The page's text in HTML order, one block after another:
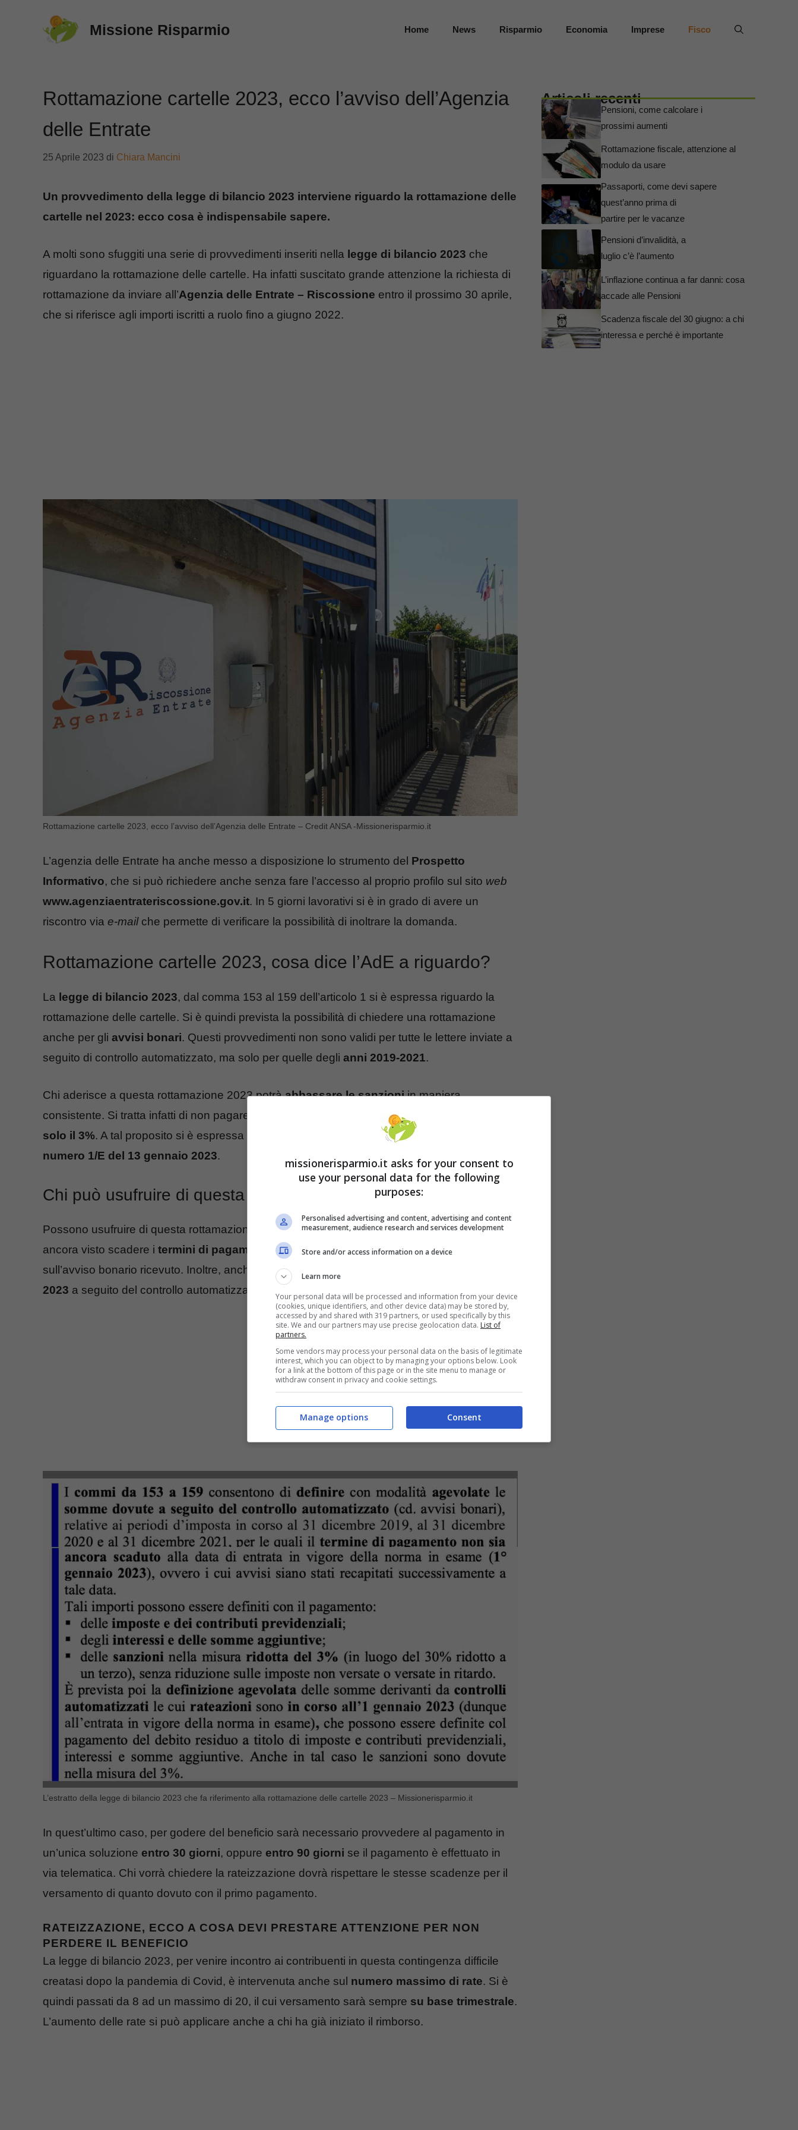
Missione Risparmio Home News Risparmio Economia Imprese Fisco
Rottamazione cartelle 2023, ecco l’avviso dell’Agenzia
delle Entrate
25 Aprile 2023 di Chiara Mancini
Un provvedimento della legge di bilancio 2023 interviene riguardo la rottamazione delle
cartelle nel 2023: ecco cosa è indispensabile sapere.
A molti sono sfuggiti una serie di provvedimenti inseriti nella legge di bilancio 2023 che
riguardano la rottamazione delle cartelle. Ha infatti suscitato grande attenzione la richiesta di
rottamazione da inviare all’Agenzia delle Entrate – Riscossione entro il prossimo 30 aprile,
che si riferisce agli importi iscritti a ruolo fino a giugno 2022.
Rottamazione cartelle 2023, ecco l’avviso dell’Agenzia delle Entrate – Credit ANSA -Missionerisparmio.it
L’agenzia delle Entrate ha anche messo a disposizione lo strumento del Prospetto
Informativo, che si può richiedere anche senza fare l’accesso al proprio profilo sul sito web
www.agenziaentrateriscossione.gov.it. In 5 giorni lavorativi si è in grado di avere un
riscontro via e-mailche permette di verificare la possibilità di inoltrare la domanda.
Rottamazione cartelle 2023, cosa dice l’AdE a riguardo?
La legge di bilancio 2023, dal comma 153 al 159 dell’articolo 1 si è espressa riguardo la
rottamazione delle cartelle. Si è quindi prevista la possibilità di chiedere una rottamazione
anche per gli avvisi bonari. Questi provvedimenti non sono validi per tutte le lettere inviate a
seguito di controllo automatizzato, ma solo per quelle degli anni 2019-2021.
Chi aderisce a questa rottamazione 2023 potràabbassare le sanzioniin maniera
consistente. Si tratta infatti di non pagare più il 10% oltre all’importo dovuto e non versato, ma
solo il 3%. A tal proposito si è espressa anche l’Agenzia delle Entrate attraverso la
numero 1/E del 13 gennaio 2023.
Chi può usufruire di questa rottamazione: tutti i dettagli
Possono usufruire di questa rottamazione coloro che, al 1° gennaio 2023, non avevano
ancora visto scadere i termini di pagamento
della prima rata, così come dettagliato
sull’avviso bonario ricevuto. Inoltre, anche coloro che hanno ricevuto una lettera
2023 a seguito del controllo automatizzato possono usufruire della rottamazione.
L’estratto della legge di bilancio 2023 che fa riferimento alla rottamazione delle cartelle 2023 – Missionerisparmio.it
In quest’ultimo caso, per godere del beneficio sarà necessario provvedere al pagamento in
un’unica soluzione entro 30 giorni, oppure entro 90 giorni se il pagamento è effettuato in
via telematica. Chi vorrà chiedere la rateizzazione dovrà rispettare le stesse scadenze per il
versamento di quanto dovuto con il primo pagamento.
RATEIZZAZIONE, ECCO A COSA DEVI PRESTARE ATTENZIONE PER NON
PERDERE IL BENEFICIO
La legge di bilancio 2023, per venire incontro ai contribuenti in questa contingenza difficile
creatasi dopo la pandemia di Covid, è intervenuta anche sul numero massimo di rate. Si è
quindi passati da 8 ad un massimo di 20, il cui versamento sarà sempre su base trimestrale.
L’aumento delle rate si può applicare anche a chi ha già iniziato il rimborso.
Articoli recenti
Pensioni, come calcolare i
prossimi aumenti
Rottamazione fiscale, attenzione al
modulo da usare
Passaporti, come devi sapere
quest’anno prima di
partire per le vacanze
Pensioni d’invalidità, a
luglio c’è l’aumento
L’inflazione continua a far danni: cosa
accade alle Pensioni
Scadenza fiscale del 30 giugno: a chi
interessa e perché è importante
missionerisparmio.it asks for your consent to
use your personal data for the following
purposes:
Personalised advertising and content, advertising and content
measurement, audience research and services development
Store and/or access information on a device
Learn more
Your personal data will be processed and information from your device
(cookies, unique identifiers, and other device data) may be stored by,
accessed by and shared with 319 partners, or used specifically by this
site. We and our partners may use precise geolocation data. List of
partners.
Some vendors may process your personal data on the basis of legitimate
interest, which you can object to by managing your options below. Look
for a link at the bottom of this page or in the site menu to manage or
withdraw consent in privacy and cookie settings.
Consent
Manage options